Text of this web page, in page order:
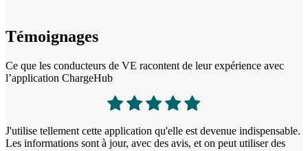
Témoignages
Ce que les conducteurs de VE racontent de leur expérience avec
l’application ChargeHub
J'utilise tellement cette application qu'elle est devenue indispensable.
Les informations sont à jour, avec des avis, et on peut utiliser des